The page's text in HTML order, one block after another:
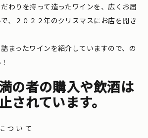
わりを持って造ったワインを、広くお届
、２０２２年のクリスマスにお店を開き
まったワインを紹介していますので、の
の者の購入や飲酒は
されています。
ついて